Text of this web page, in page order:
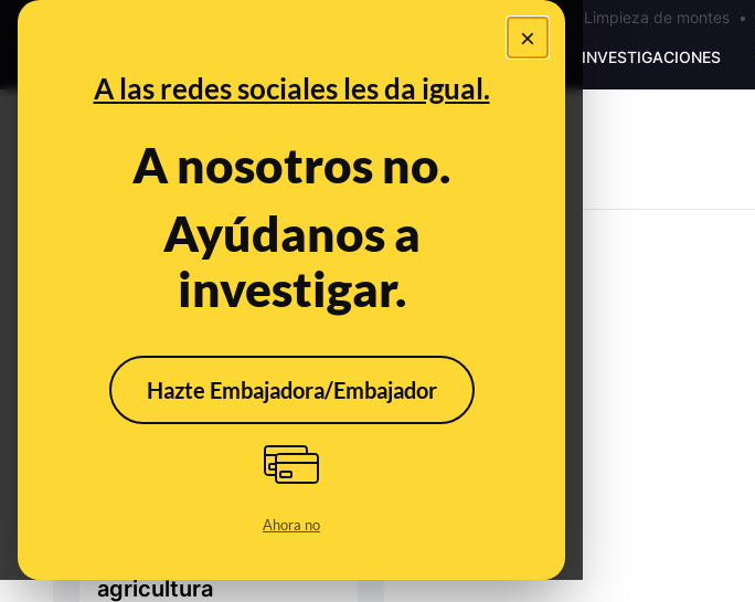
×
A las redes sociales les da igual.
A nosotros no.
Ayúdanos a
investigar.
Hazte Embajadora/Embajador
Ahora no
Bulos Ceuta • Limpieza de montes •
PREBUNKING INVESTIGACIONES
¿Por qué arde el norte
en invierno? El caso
agricultura